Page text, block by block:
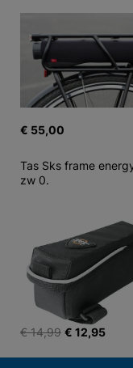
€ 55,00
Tas Sks frame
zw 0.
€ 14,99 € 12,95